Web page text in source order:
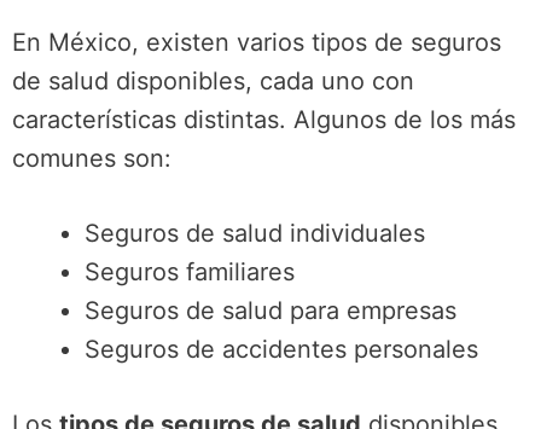
En México, existen varios tipos de seguros
de salud disponibles, cada uno con
características distintas. Algunos de los más
comunes son:
Seguros de salud individuales
Seguros familiares
Seguros de salud para empresas
Seguros de accidentes personales